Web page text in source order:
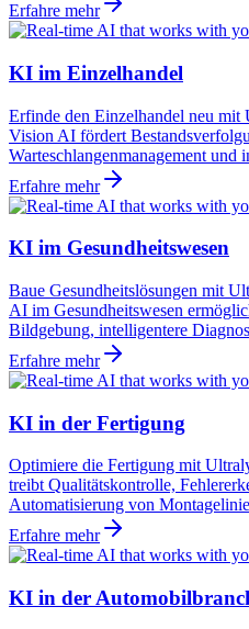
Erfahre mehr
KI im Einzelhandel
Erfinde den Einzelhandel neu
Vision AI fördert
Warteschlangenmanagement
Erfahre mehr
KI im Gesundheitswesen
Baue Gesundheitslösungen mit
AI im Gesundheitswesen
Bildgebung, intelligentere
Erfahre mehr
KI in der Fertigung
Optimiere die Fertigung mit
treibt Qualitätskontrolle,
Automatisierung von
Erfahre mehr
KI in der